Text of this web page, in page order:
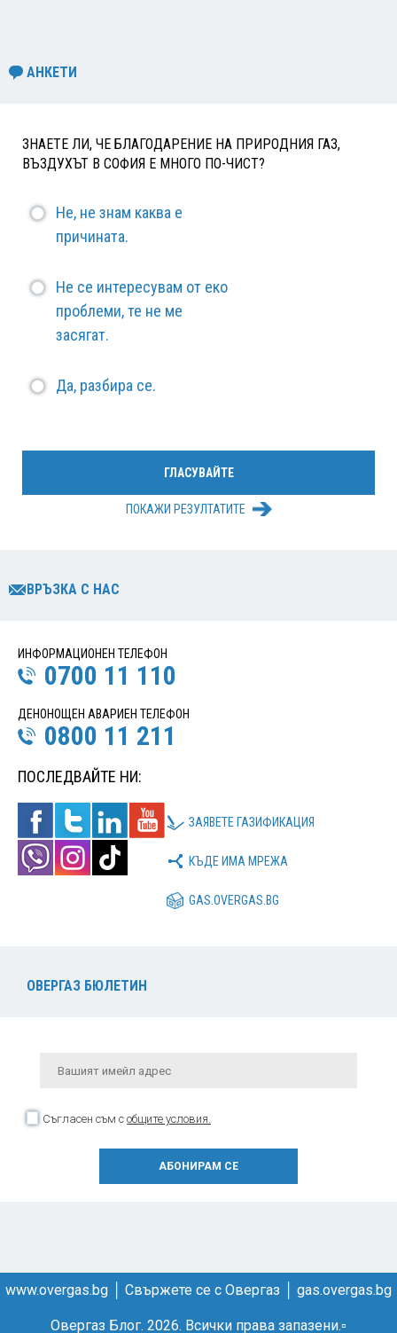
АНКЕТИ
ЗНАЕТЕ ЛИ, ЧЕ БЛАГОДАРЕНИЕ НА ПРИРОДНИЯ ГАЗ,
ВЪЗДУХЪТ В СОФИЯ Е МНОГО ПО-ЧИСТ?
Не, не знам каква е
причината.
Не се интересувам от еко
проблеми, те не ме
засягат.
Да, разбира се.
ПОКАЖИ РЕЗУЛТАТИТЕ
ВРЪЗКА С НАС
ИНФОРМАЦИОНЕН ТЕЛЕФОН
0700 11 110
ДЕНОНОЩЕН АВАРИЕН ТЕЛЕФОН
0800 11 211
ПОСЛЕДВАЙТЕ НИ:
ЗАЯВЕТЕ ГАЗИФИКАЦИЯ
КЪДЕ ИМА МРЕЖА
GAS.OVERGAS.BG
ОВЕРГАЗ БЮЛЕТИН
Съгласен съм с общите условия.
www.overgas.bg Свържете се с Овергаз gas.overgas.bg
Овергаз Блог. 2026. Всички права запазени.▫